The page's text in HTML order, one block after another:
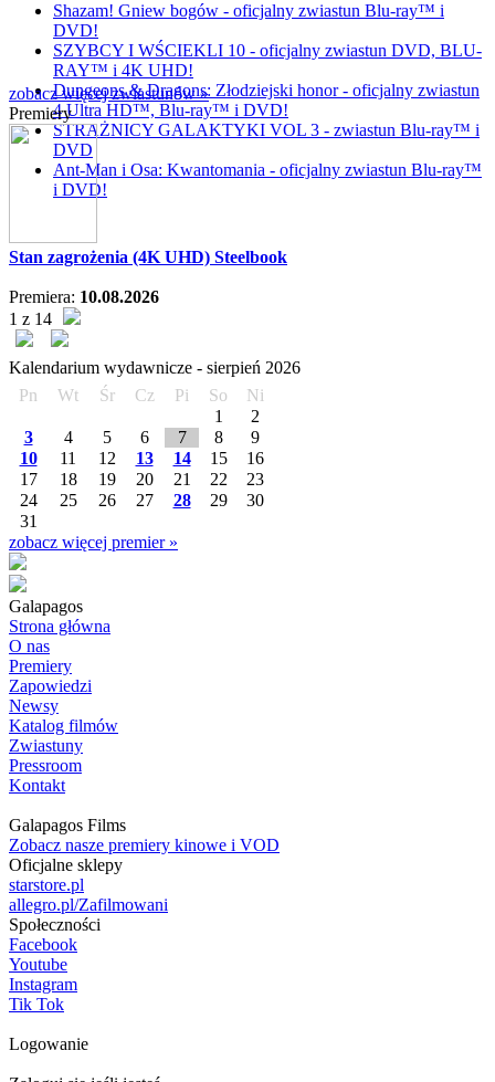
Shazam! Gniew bogów - oficjalny zwiastun Blu-ray™ i
DVD!
SZYBCY I WŚCIEKLI 10 - oficjalny zwiastun DVD, BLU-
RAY™ i 4K UHD!
Dungeons & Dragons: Złodziejski honor - oficjalny zwiastun
4 Ultra HD™, Blu-ray™ i DVD!
STRAŻNICY GALAKTYKI VOL 3 - zwiastun Blu-ray™ i
DVD
Ant-Man i Osa: Kwantomania - oficjalny zwiastun Blu-ray™
i DVD!
zobacz więcej zwiastunów »
Premiery
Stan zagrożenia (4K UHD) Steelbook
Premiera: 10.08.2026
1 z 14
Kalendarium wydawnicze - sierpień 2026
Pn
Wt Śr Cz Pi So
Ni
1
2
3
4 5 6 7 8
9
10
11 12 13 14 15
16
17
18 19 20 21 22
23
24
25 26 27 28 29
30
31
zobacz więcej premier »
Galapagos
Strona główna
O nas
Premiery
Zapowiedzi
Newsy
Katalog filmów
Zwiastuny
Pressroom
Kontakt
Galapagos Films
Zobacz nasze premiery kinowe i VOD
Oficjalne sklepy
starstore.pl
allegro.pl/Zafilmowani
Społeczności
Facebook
Youtube
Instagram
Tik Tok
Logowanie